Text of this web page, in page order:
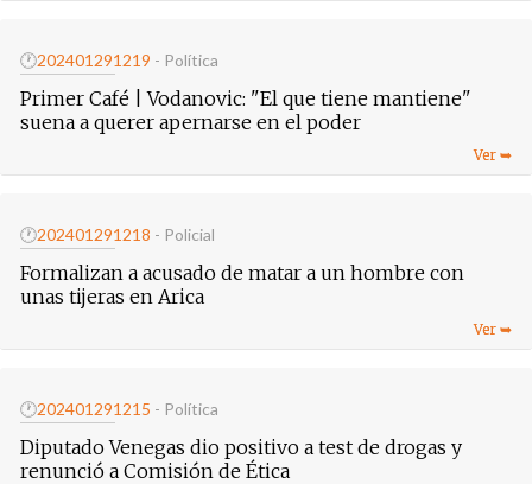
🕐202401291219 - Política
Primer Café | Vodanovic: "El que tiene mantiene"
suena a querer apernarse en el poder
🕐202401291218 - Policial
Formalizan a acusado de matar a un hombre con
unas tijeras en Arica
🕐202401291215 - Política
Diputado Venegas dio positivo a test de drogas y
renunció a Comisión de Ética